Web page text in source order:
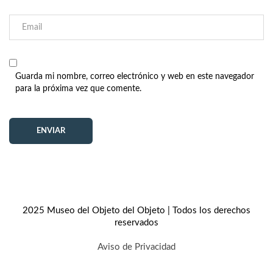
Guarda mi nombre, correo electrónico y web en este navegador
para la próxima vez que comente.
2025 Museo del Objeto del Objeto | Todos los derechos
reservados
Aviso de Privacidad